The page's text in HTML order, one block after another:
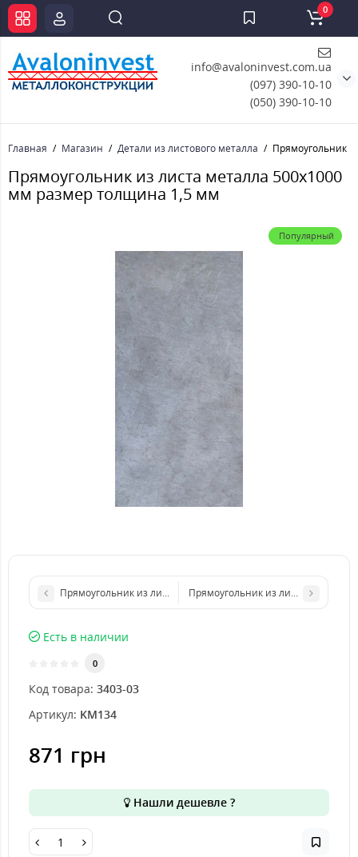
info@avaloninvest.com.ua
(097) 390-10-10
(050) 390-10-10
0
Главная Магазин Детали из листового металла Прямоугольник
Прямоугольник из листа металла 500х1000
мм размер толщина 1,5 мм
Популярный
Прямоугольник из листа металла 250х500 мм размер
Прямоугольник из листа
Есть в наличии
0
Код товара: 3403-03
Артикул: KM134
871 грн
Нашли дешевле ?